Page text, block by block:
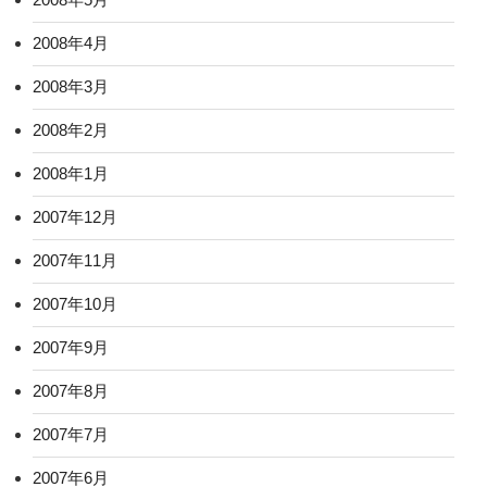
2008年4月
2008年3月
2008年2月
2008年1月
2007年12月
2007年11月
2007年10月
2007年9月
2007年8月
2007年7月
2007年6月